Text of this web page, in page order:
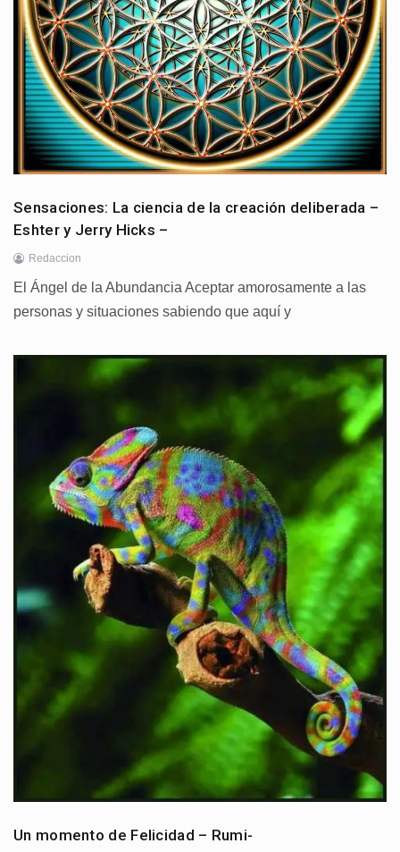
Sensaciones: La ciencia de la creación deliberada –
Eshter y Jerry Hicks –
Redaccion
El Ángel de la Abundancia Aceptar amorosamente a las
personas y situaciones sabiendo que aquí y
Un momento de Felicidad – Rumi-